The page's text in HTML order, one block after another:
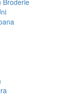
Broderie